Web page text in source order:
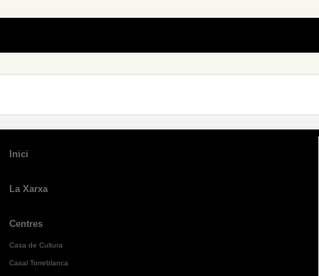
Inici
La Xarxa
Centres
Casa de Cultura
Casal Torreblanca